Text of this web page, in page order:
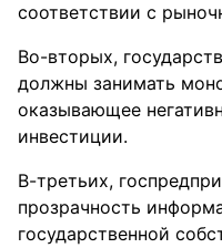
соответствии с
Во-вторых,
должны занимать
оказывающее
инвестиции.
В-третьих,
прозрачность
государственной